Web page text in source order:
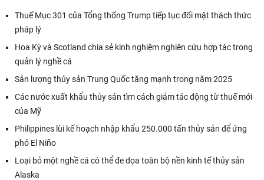
Thuế Mục 301 của Tổng thống Trump tiếp tục đối mặt thách thức
pháp lý
Hoa Kỳ và Scotland chia sẻ kinh nghiệm nghiên cứu hợp tác trong
quản lý nghề cá
Sản lượng thủy sản Trung Quốc tăng mạnh trong năm 2025
Các nước xuất khẩu thủy sản tìm cách giảm tác động từ thuế mới
của Mỹ
Philippines lùi kế hoạch nhập khẩu 250.000 tấn thủy sản để ứng
phó El Niño
Loại bỏ một nghề cá có thể đe dọa toàn bộ nền kinh tế thủy sản
Alaska